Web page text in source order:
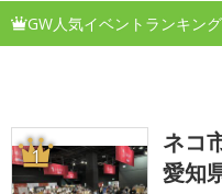
GW人気イベントランキン
1
ネコ
愛知